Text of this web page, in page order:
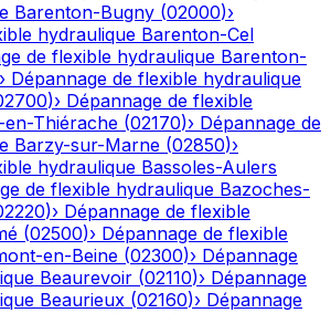
Barenton-Bugny (02000)›
hydraulique Barenton-Cel
de flexible hydraulique Barenton-
› Dépannage de flexible hydraulique
)› Dépannage de flexible
en-Thiérache (02170)› Dépannage de
Barzy-sur-Marne (02850)›
hydraulique Bassoles-Aulers
de flexible hydraulique Bazoches-
)› Dépannage de flexible
(02500)› Dépannage de flexible
en-Beine (02300)› Dépannage
Beaurevoir (02110)› Dépannage
Beaurieux (02160)› Dépannage